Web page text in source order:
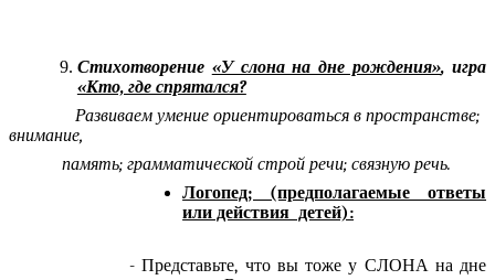
Стихотворение «У слона на дне рождения», игра
«Кто, где спрятался?
Развиваем умение ориентироваться в пространстве;
внимание,
память; грамматической строй речи; связную речь.
Логопед; (предполагаемые ответы
или действия детей):
- Представьте, что вы тоже у СЛОНА на дне